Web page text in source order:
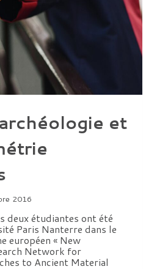
et
2016
deux étudiantes ont été
Paris Nanterre dans le
européen « New
Network for
to Ancient Material